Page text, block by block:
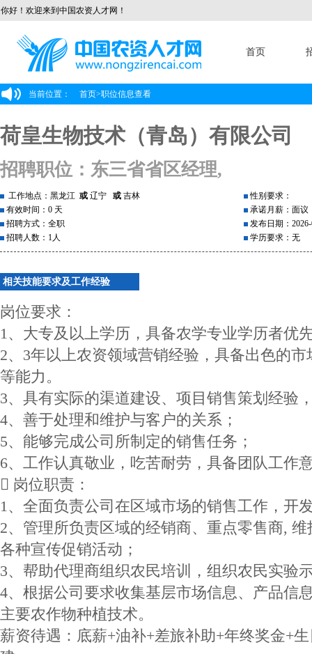
你好！欢迎来到中国农资人才网！
首页
当前位置： 首页>职位信息查看
荷皇生物技术（青岛）有限公司
招聘职位：东三省省区经理,
工作地点：黑龙江 或 辽宁 或 吉林
有效时间：0 天
招聘方式：全职
招聘人数：1人
性别要求：
承诺月薪：面议
发布日期：
学历要求：无
相关技能要求及工作经验
岗位要求：
1、大专及以上学历，具备农学专业学历者优
2、3年以上农资领域营销经验，具备出色的
等能力。
3、具有实际的渠道建设、项目销售策划经验
4、善于处理和维护与客户的关系；
5、能够完成公司所制定的销售任务；
6、工作认真敬业，吃苦耐劳，具备团队工作
 岗位职责：
1、全面负责公司在区域市场的销售工作，开
2、管理所负责区域的经销商、重点零售商,
各种宣传促销活动；
3、帮助代理商组织农民培训，组织农民实验
4、根据公司要求收集基层市场信息、产品信
主要农作物种植技术。
薪资待遇：底薪+油补+差旅补助+年终奖金+